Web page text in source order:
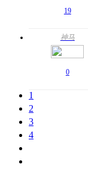
19
神马
0
1
2
3
4